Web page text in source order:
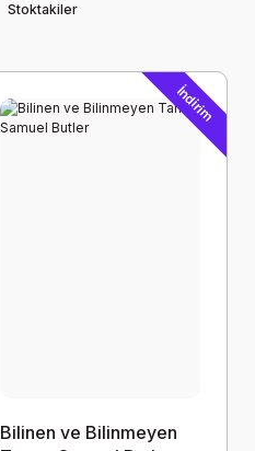
Stoktakiler
İndirim
Bilinen ve Bilinmeyen